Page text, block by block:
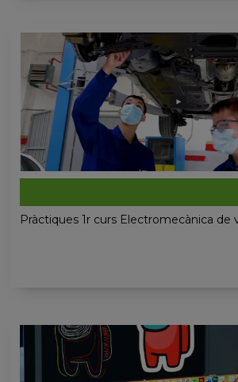
Pràctiques 1r curs Electromecànica de